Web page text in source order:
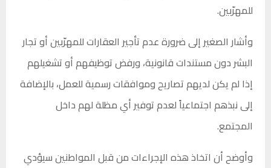
للمهرّبين.
وأشار الصغير إلى ضرورة عدم تأجير العقارات للمهرّبين أو تجار
البشر دون مستندات قانونية، ورفض توظيفهم أو تشغيلهم
إذا لم يكن لديهم تصاريح وموافقات رسمية للعمل، بالإضافة
إلى نبذهم اجتماعياً لعدم توفير أي مظلة لهم داخل
المجتمع.
وأوضح أن اتخاذ هذه الإجراءات من قبل المواطنين سيؤدي